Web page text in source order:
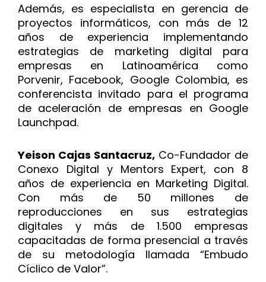
Además, es especialista en gerencia de
proyectos informáticos, con más de 12
años de experiencia implementando
estrategias de marketing digital para
empresas en Latinoamérica como
Porvenir, Facebook, Google Colombia, es
conferencista invitado para el programa
de aceleración de empresas en Google
Launchpad.
Yeison Cajas Santacruz, Co-Fundador de
Conexo Digital y Mentors Expert, con 8
años de experiencia en Marketing Digital.
Con más de 50 millones de
reproducciones en sus estrategias
digitales y más de 1.500 empresas
capacitadas de forma presencial a través
de su metodología llamada “Embudo
Cíclico de Valor”.